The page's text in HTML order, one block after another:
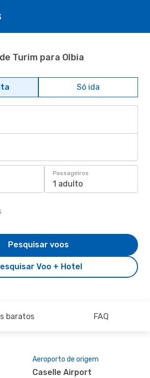
Turim para Olbia
Só ida
Passageiros
1 adulto
Voo + Hotel
Pesquisar voos
baratos FAQ
Aeroporto de origem
Caselle Airport